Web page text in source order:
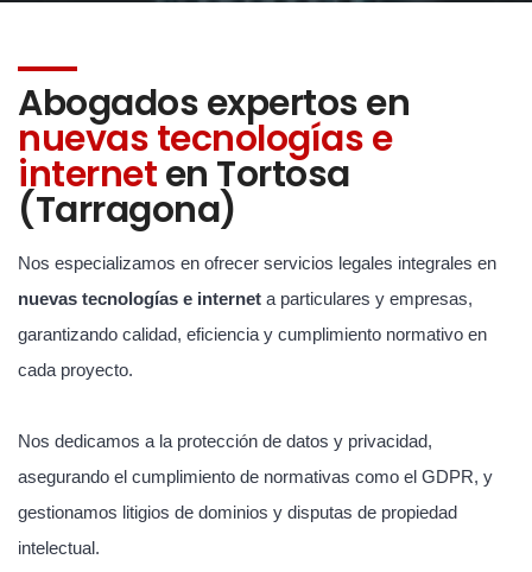
Abogados expertos en
nuevas tecnologías e
interneten Tortosa
(Tarragona)
Nos especializamos en ofrecer servicios legales integrales en
nuevas tecnologías e internet a particulares y empresas,
garantizando calidad, eficiencia y cumplimiento normativo en
cada proyecto.
Nos dedicamos a la protección de datos y privacidad,
asegurando el cumplimiento de normativas como el GDPR, y
gestionamos litigios de dominios y disputas de propiedad
intelectual.